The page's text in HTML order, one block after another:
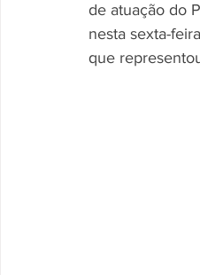
de atuação do
nesta sexta-
que